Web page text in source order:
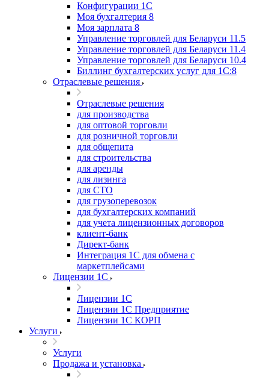
Конфигурации 1С
Моя бухгалтерия 8
Моя зарплата 8
Управление торговлей для Беларуси 11.5
Управление торговлей для Беларуси 11.4
Управление торговлей для Беларуси 10.4
Биллинг бухгалтерских услуг для 1С:8
Отраслевые решения
Отраслевые решения
для производства
для оптовой торговли
для розничной торговли
для общепита
для строительства
для аренды
для лизинга
для СТО
для грузоперевозок
для бухгалтерских компаний
для учета лицензионных договоров
клиент-банк
Директ-банк
Интеграция 1C для обмена с
маркетплейсами
Лицензии 1С
Лицензии 1С
Лицензии 1С Предприятие
Лицензии 1С КОРП
Услуги
Услуги
Продажа и установка